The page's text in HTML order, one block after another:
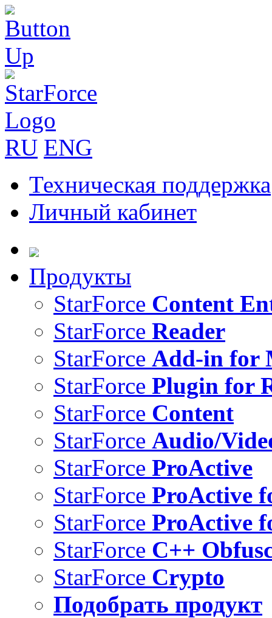
RU ENG
Техническая поддержка
Личный кабинет
Продукты
StarForce Content
StarForce Reader
StarForce Add-in for
StarForce Plugin for
StarForce Content
StarForce Audio/
StarForce ProActive
StarForce ProActive
StarForce ProActive
StarForce C++
StarForce Crypto
Подобрать продукт